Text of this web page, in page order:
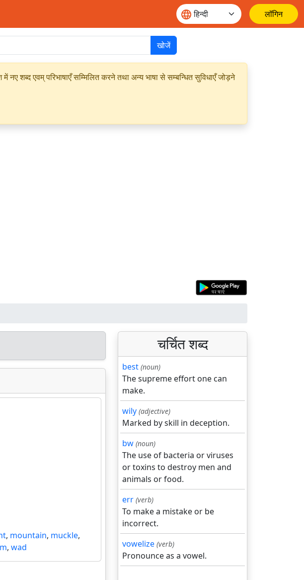
लॉगिन
खोजें
शब्द एवम् परिभाषाएँ सम्मिलित करने तथा अन्य भाषा से सम्बन्धित सुविधाएँ जोड़ने
, mountain, muckle,
, wad
चर्चित शब्द
best (noun)
The supreme effort one can
make.
wily (adjective)
Marked by skill in deception.
bw (noun)
The use of bacteria or viruses
or toxins to destroy men and
animals or food.
err (verb)
To make a mistake or be
incorrect.
vowelize (verb)
Pronounce as a vowel.